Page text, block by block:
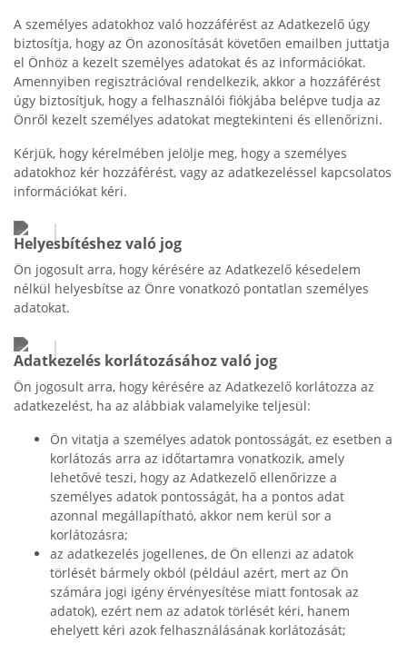
A személyes adatokhoz való hozzáférést az Adatkezelő úgy
biztosítja, hogy az Ön azonosítását követően emailben juttatja
el Önhöz a kezelt személyes adatokat és az információkat.
Amennyiben regisztrációval rendelkezik, akkor a hozzáférést
úgy biztosítjuk, hogy a felhasználói fiókjába belépve tudja az
Önről kezelt személyes adatokat megtekinteni és ellenőrizni.
Kérjük, hogy kérelmében jelölje meg, hogy a személyes
adatokhoz kér hozzáférést, vagy az adatkezeléssel kapcsolatos
információkat kéri.
Helyesbítéshez való jog
Ön jogosult arra, hogy kérésére az Adatkezelő késedelem
nélkül helyesbítse az Önre vonatkozó pontatlan személyes
adatokat.
Adatkezelés korlátozásához való jog
Ön jogosult arra, hogy kérésére az Adatkezelő korlátozza az
adatkezelést, ha az alábbiak valamelyike teljesül:
Ön vitatja a személyes adatok pontosságát, ez esetben a
korlátozás arra az időtartamra vonatkozik, amely
lehetővé teszi, hogy az Adatkezelő ellenőrizze a
személyes adatok pontosságát, ha a pontos adat
azonnal megállapítható, akkor nem kerül sor a
korlátozásra;
az adatkezelés jogellenes, de Ön ellenzi az adatok
törlését bármely okból (például azért, mert az Ön
számára jogi igény érvényesítése miatt fontosak az
adatok), ezért nem az adatok törlését kéri, hanem
ehelyett kéri azok felhasználásának korlátozását;